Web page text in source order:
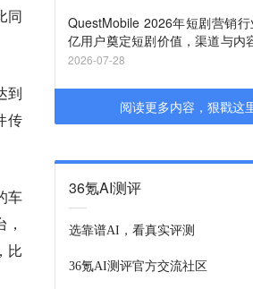
同
到
传
车
比
QuestMobile 2026年短剧营销
亿用户奠定短剧价值，渠道与内
初显，三大因素促使品牌短剧营
2026-07-28
阅读更多内容，狠戳这
36氪AI测评
选靠谱AI，看真实评测
36氪AI测评官方交流社区